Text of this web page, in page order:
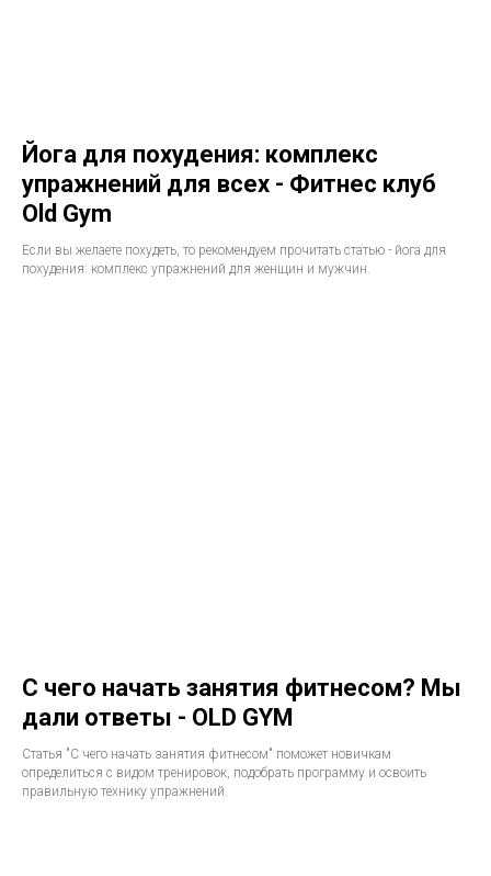
Йога для похудения: комплекс
упражнений для всех - Фитнес клуб
Old Gym
Если вы желаете похудеть, то рекомендуем прочитать статью - йога для
похудения: комплекс упражнений для женщин и мужчин.
С чего начать занятия фитнесом? Мы
дали ответы - OLD GYM
Статья "С чего начать занятия фитнесом" поможет новичкам
определиться с видом тренировок, подобрать программу и освоить
правильную технику упражнений.